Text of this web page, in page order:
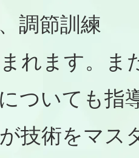
調節訓練
れます。ま
ついても指
技術をマス